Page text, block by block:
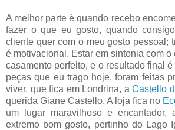
A melhor parte é quando recebo
fazer o que eu gosto, quando
cliente quer com o meu gosto pessoal;
é motivacional. Estar em sintonia com o
casamento perfeito, e o resultado final
peças que eu trago hoje, foram feitas
viver, que fica em Londrina, a Castello
querida Giane Castello. A loja fica no
um lugar maravilhoso e encantador,
extremo bom gosto, pertinho do Lago